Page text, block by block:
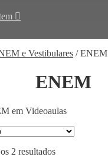
e Vestibulares /ENEM
ENEM
em Videoaulas
2 resultados